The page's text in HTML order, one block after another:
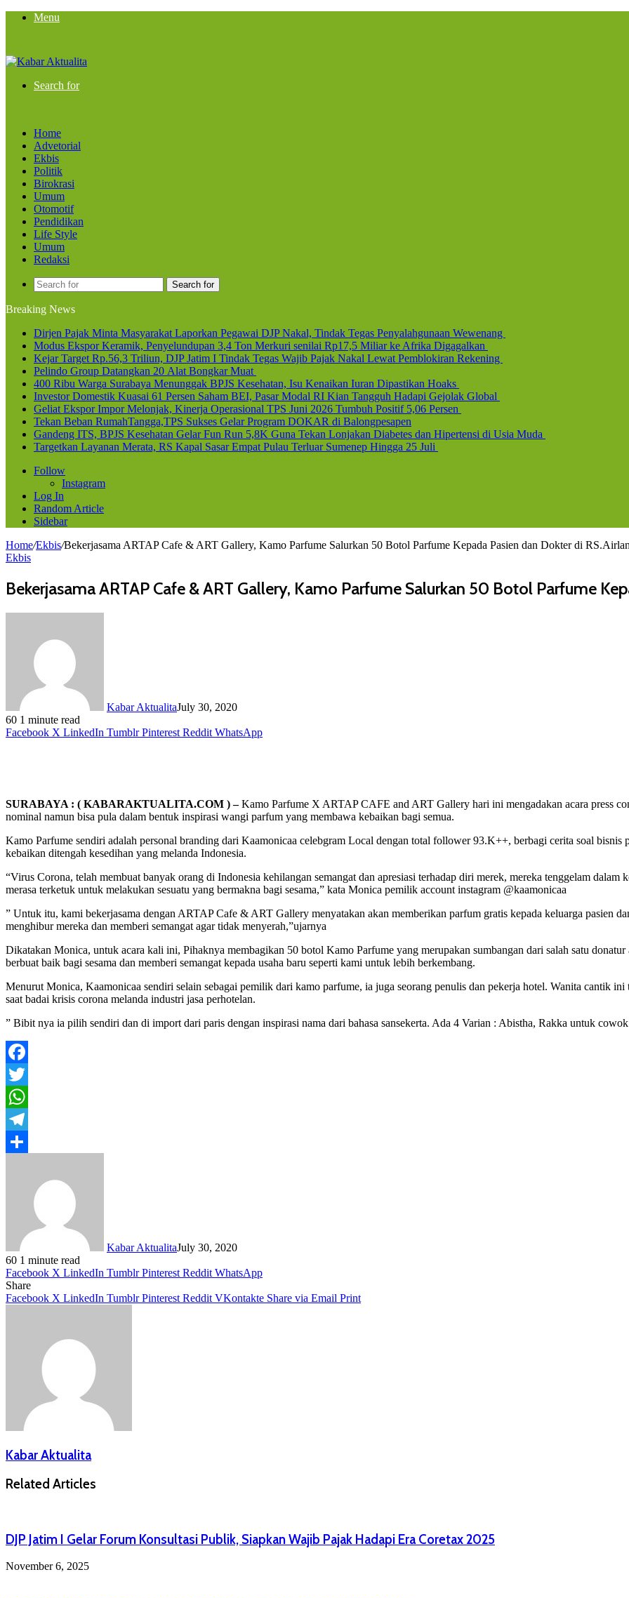
Menu
Search for
Home
Advetorial
Ekbis
Politik
Birokrasi
Umum
Otomotif
Pendidikan
Life Style
Umum
Redaksi
Search for
Breaking News
Dirjen Pajak Minta Masyarakat Laporkan Pegawai DJP Nakal, Tindak Tegas Penyalahgunaan Wewenang
Modus Ekspor Keramik, Penyelundupan 3,4 Ton Merkuri senilai Rp17,5 Miliar ke Afrika Digagalkan
Kejar Target Rp.56,3 Triliun, DJP Jatim I Tindak Tegas Wajib Pajak Nakal Lewat Pemblokiran Rekening
Pelindo Group Datangkan 20 Alat Bongkar Muat
400 Ribu Warga Surabaya Menunggak BPJS Kesehatan, Isu Kenaikan Iuran Dipastikan Hoaks
Investor Domestik Kuasai 61 Persen Saham BEI, Pasar Modal RI Kian Tangguh Hadapi Gejolak Global
Geliat Ekspor Impor Melonjak, Kinerja Operasional TPS Juni 2026 Tumbuh Positif 5,06 Persen
Tekan Beban RumahTangga,TPS Sukses Gelar Program DOKAR di Balongpesapen
Gandeng ITS, BPJS Kesehatan Gelar Fun Run 5,8K Guna Tekan Lonjakan Diabetes dan Hipertensi di Usia Muda
Targetkan Layanan Merata, RS Kapal Sasar Empat Pulau Terluar Sumenep Hingga 25 Juli
Follow
Instagram
Log In
Random Article
Sidebar
Home/Ekbis/Bekerjasama ARTAP Cafe & ART Gallery, Kamo Parfume Salurkan 50 Botol Parfume Kepada Pasien dan Dokter di
Ekbis
Bekerjasama ARTAP Cafe & ART Gallery, Kamo Parfume Salurkan 50 Botol Parfume
Kabar AktualitaJuly 30, 2020
60 1 minute read
Facebook X LinkedIn Tumblr Pinterest Reddit WhatsApp
SURABAYA : ( KABARAKTUALITA.COM ) –Kamo Parfume X ARTAP CAFE and ART Gallery hari ini mengadakan acara press
nominal namun bisa pula dalam bentuk inspirasi wangi parfum yang membawa kebaikan bagi semua.
Kamo Parfume sendiri adalah personal branding dari Kaamonicaa celebgram Local dengan total follower 93.K++, berbagi cerita soal
kebaikan ditengah kesedihan yang melanda Indonesia.
“Virus Corona, telah membuat banyak orang di Indonesia kehilangan semangat dan apresiasi terhadap diri merek, mereka tenggelam dalam
merasa terketuk untuk melakukan sesuatu yang bermakna bagi sesama,” kata Monica pemilik account instagram @kaamonicaa
” Untuk itu, kami bekerjasama dengan ARTAP Cafe & ART Gallery menyatakan akan memberikan parfum gratis kepada keluarga pasien
menghibur mereka dan memberi semangat agar tidak menyerah,”ujarnya
Dikatakan Monica, untuk acara kali ini, Pihaknya membagikan 50 botol Kamo Parfume yang merupakan sumbangan dari salah satu
berbuat baik bagi sesama dan memberi semangat kepada usaha baru seperti kami untuk lebih berkembang.
Menurut Monica, Kaamonicaa sendiri selain sebagai pemilik dari kamo parfume, ia juga seorang penulis dan pekerja hotel. Wanita cantik
saat badai krisis corona melanda industri jasa perhotelan.
” Bibit nya ia pilih sendiri dan di import dari paris dengan inspirasi nama dari bahasa sansekerta. Ada 4 Varian : Abistha, Rakka untuk
Facebook
Twitter
WhatsApp
Telegram
Kabar AktualitaJuly 30, 2020
60 1 minute read
Facebook X LinkedIn Tumblr Pinterest Reddit WhatsApp
Share
Facebook X LinkedIn Tumblr Pinterest Reddit VKontakte Share via Email Print
Kabar Aktualita
Related Articles
DJP Jatim I Gelar Forum Konsultasi Publik, Siapkan Wajib Pajak Hadapi Era Coretax 2025
November 6, 2025